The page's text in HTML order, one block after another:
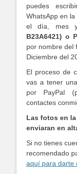
puedes
WhatsApp en
el día, mes
B23A6421) o
por nombre del
Diciembre del
El proceso de
vas a tener
por PayPal
contactes
Las fotos en
enviaran en
Si no tienes
recomendado
aquí para darte